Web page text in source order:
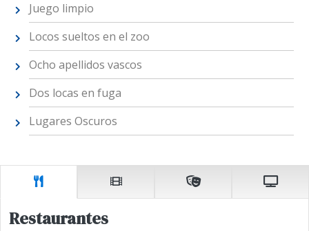
Juego limpio
Locos sueltos en el zoo
Ocho apellidos vascos
Dos locas en fuga
Lugares Oscuros
Restaurantes